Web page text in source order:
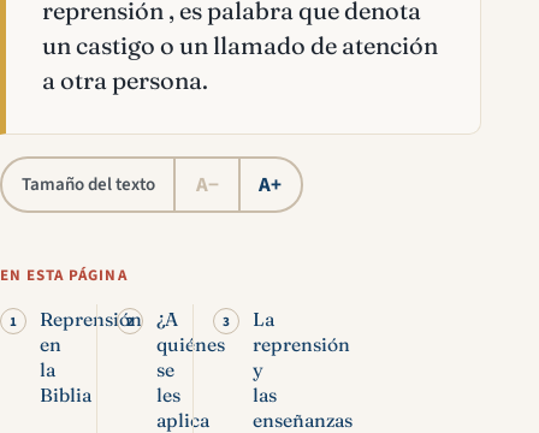
reprensión , es palabra que denota
un castigo o un llamado de atención
a otra persona.
Tamaño del texto A− A+
EN ESTA PÁGINA
Reprensión
en
la
Biblia
¿A
quiénes
se
les
aplica
La
reprensión
y
las
enseñanzas